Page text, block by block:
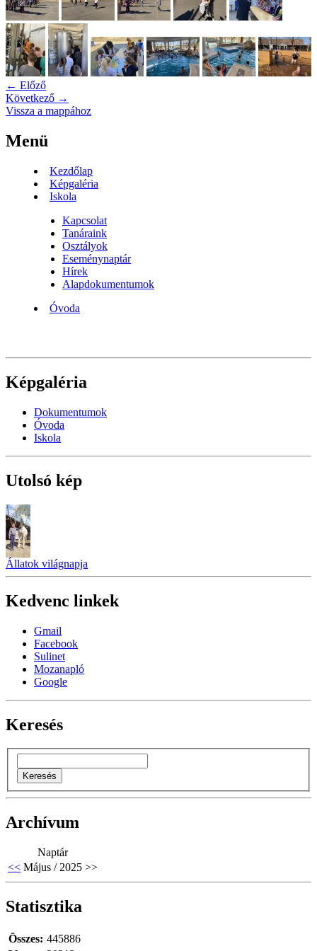
← Előző
Következő →
Vissza a mappához
Menü
Kezdőlap
Képgaléria
Iskola
Kapcsolat
Tanáraink
Osztályok
Eseménynaptár
Hírek
Alapdokumentumok
Óvoda
Képgaléria
Dokumentumok
Óvoda
Iskola
Utolsó kép
Állatok világnapja
Kedvenc linkek
Gmail
Facebook
Sulinet
Mozanapló
Google
Keresés
Archívum
Naptár
<< Május / 2025 >>
Statisztika
Összes: 445886